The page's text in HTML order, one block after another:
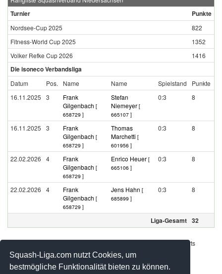
Squash-Liga.com nutzt Cookies, um
bestmögliche Funktionalität bieten zu können.
Turnier Punkte
Nordsee-Cup 2025
822
Fitness-World Cup 2025
1352
Volker Refke Cup 2026
1416
Die isoneco Verbandsliga
Datum Pos. Name Name Spielstand
Punkte
16.11.2025
3
Frank
Gilgenbach [
658729 ]
Stefan
Niemeyer [
665107 ]
0:3 8
16.11.2025 3
Frank
Gilgenbach [
658729 ]
Thomas
Marchetti [
601956 ]
0:3 8
22.02.2026 4
Frank
Gilgenbach [
658729 ]
Enrico Heuer [
665106 ]
0:3 8
22.02.2026 4
Frank
Gilgenbach [
658729 ]
Jens Hahn [
685899 ]
0:3 8
Liga-Gesamt 32
Werbung - Offizielle Pool Partner des deutschen Squashsports